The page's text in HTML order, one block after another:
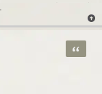
Citar